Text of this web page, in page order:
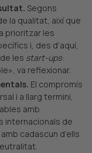
Segons
la qualitat, així que
prioritzar les
i, des d’aquí,
les start-ups:
va reflexionar.
El compromís
i a llarg termini,
amb
internacionals de
cadascun d’ells